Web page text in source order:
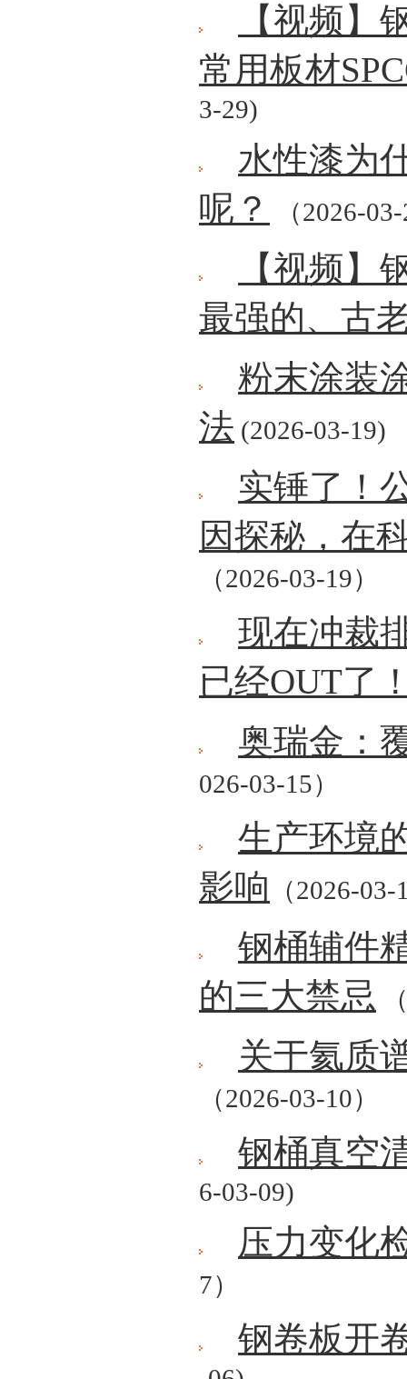
【视频】
常用板材
3-29)
水性漆为
呢？
（2026-
【视频
最强的、古
粉末涂装
法 (2026-03-19)
实锤了！
因探秘，在
（2026-03-19）
现在冲裁
已经OUT了
奥瑞金：
026-03-15）
生产环境
影响 （2026-03-
钢桶辅件
的三大禁忌
关于氦质
（2026-03-10）
钢桶真空
6-03-09)
压力变化
7）
钢卷板开